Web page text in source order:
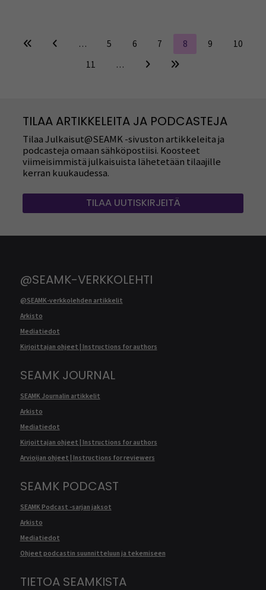
… 5 6 7 8 9
10
11
…
TILAA ARTIKKELEITA JA PODCASTEJA
Tilaa Julkaisut@SEAMK -sivuston artikkeleita ja
podcasteja omaan sähköpostiisi. Koosteet
viimeisimmistä julkaisuista lähetetään tilaajille
kerran kuukaudessa.
TILAA UUTISKIRJEITÄ
@SEAMK-VERKKOLEHTI
@SEAMK-verkkolehden artikkelit
Arkisto
Mediatiedot
Kirjoittajan ohjeet | Instructions for authors
SEAMK JOURNAL
SEAMK Journalin artikkelit
Arkisto
Mediatiedot
Kirjoittajan ohjeet | Instructions for authors
Arvioijan ohjeet | Instructions for reviewers
SEAMK PODCAST
SEAMK Podcast -sarjan jaksot
Arkisto
Mediatiedot
Ohjeet podcastin suunnitteluun ja tekemiseen
TIETOA SEAMKISTA